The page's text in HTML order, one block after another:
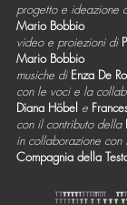
progetto e ideazione
Mario Bobbio
video e proiezioni di
Mario Bobbio
musiche di Enza De
con le voci e la
Diana Höbel e
con il contributo della
in collaborazione con
Compagnia della